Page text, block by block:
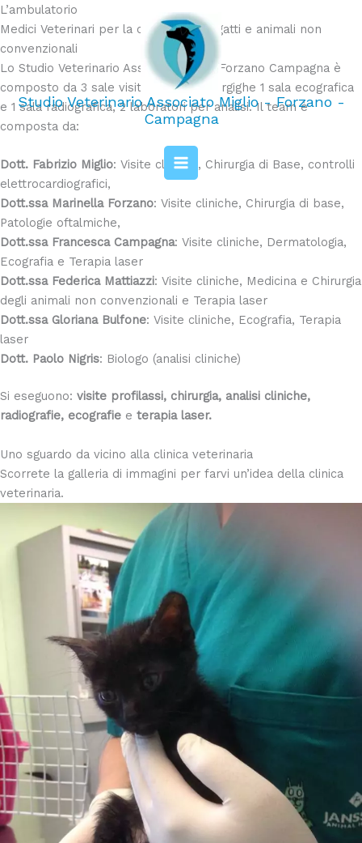
Vai
al
contenuto
Studio Veterinario Associato Miglio - Forzano -
Campagna
L’ambulatorio
Medici Veterinari per la cura di cani e gatti e animali non
convenzionali
Lo Studio Veterinario Associato Miglio Forzano Campagna è
composto da 3 sale visite, 2 sale chiturgighe 1 sala ecografica
e 1 sala radiografica, 2 laboratori per analisi. Il team è
composta da:
Dott. Fabrizio Miglio: Visite cliniche, Chirurgia di Base, controlli
elettrocardiografici,
Dott.ssa Marinella Forzano: Visite cliniche, Chirurgia di base,
Patologie oftalmiche,
Dott.ssa Francesca Campagna: Visite cliniche, Dermatologia,
Ecografia e Terapia laser
Dott.ssa Federica Mattiazzi: Visite cliniche, Medicina e Chirurgia
degli animali non convenzionali e Terapia laser
Dott.ssa Gloriana Bulfone: Visite cliniche, Ecografia, Terapia
laser
Dott. Paolo Nigris: Biologo (analisi cliniche)
Si eseguono: visite profilassi, chirurgia, analisi cliniche,
radiografie, ecografie e terapia laser.
Uno sguardo da vicino alla clinica veterinaria
Scorrete la galleria di immagini per farvi un’idea della clinica
veterinaria.